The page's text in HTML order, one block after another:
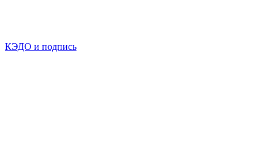
КЭДО и подпись